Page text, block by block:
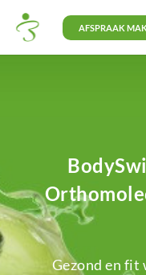
AFSPRAAK
Gezond en fit